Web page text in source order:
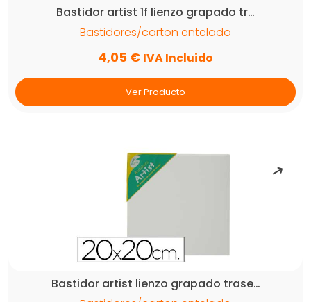
Bastidor artist 1f lienzo grapado tr…
Bastidores/carton entelado
4,05 € IVA Incluido
Ver Producto
Bastidor artist lienzo grapado trase…